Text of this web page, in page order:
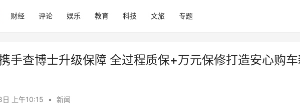
财经 评论 娱乐 教育 科技 文旅 专题
手查博士升级保障 全过程质保+万元保修打造安心购
上午10:15 • 新闻